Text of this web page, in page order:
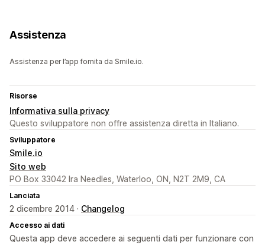
Assistenza
Assistenza per l’app fornita da Smile.io.
Risorse
Informativa sulla privacy
Questo sviluppatore non offre assistenza diretta in Italiano.
Sviluppatore
Smile.io
Sito web
PO Box 33042 Ira Needles, Waterloo, ON, N2T 2M9, CA
Lanciata
2 dicembre 2014 · Changelog
Accesso ai dati
Questa app deve accedere ai seguenti dati per funzionare con